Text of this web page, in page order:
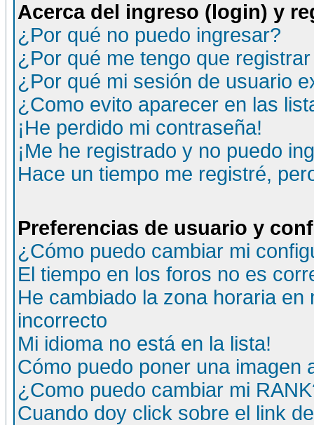
Acerca del ingreso (login) y
¿Por qué no puedo ingresar?
¿Por qué me tengo que
¿Por qué mi sesión de usuario
¿Como evito aparecer en las
¡He perdido mi contraseña!
¡Me he registrado y no puedo
Hace un tiempo me registré,
Preferencias de usuario y
¿Cómo puedo cambiar mi
El tiempo en los foros no es
He cambiado la zona horaria
incorrecto
Mi idioma no está en la lista!
Cómo puedo poner una imagen
¿Como puedo cambiar mi
Cuando doy click sobre el link